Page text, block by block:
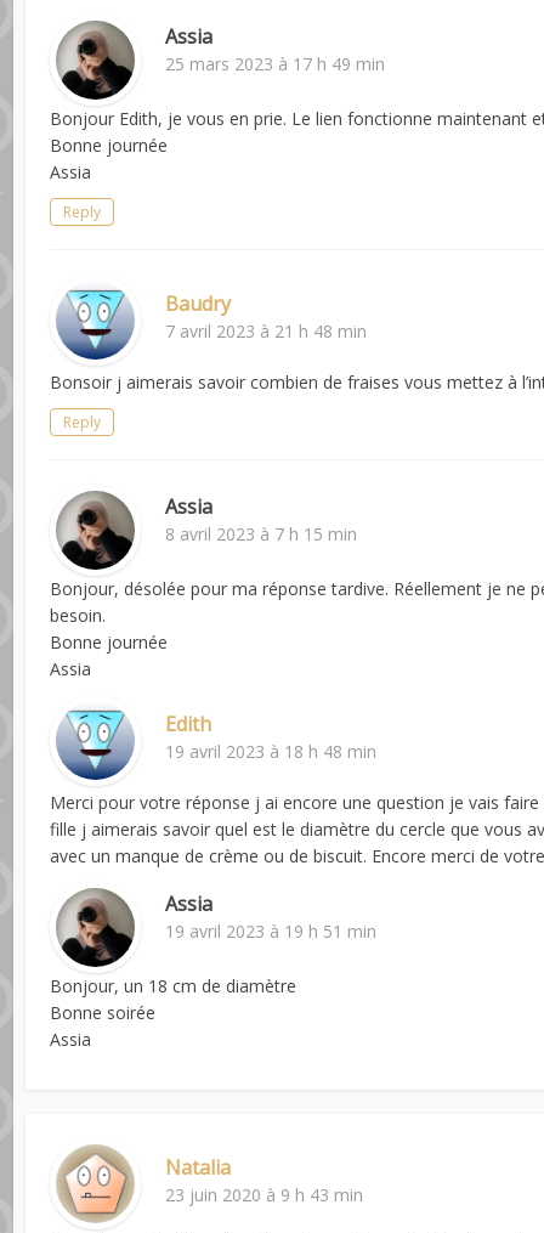
Assia
25 mars 2023 à 17 h 49 min
Bonjour Edith, je vous en prie. Le lien fonctionne maintenant
Bonne journée
Assia
Reply
Baudry
7 avril 2023 à 21 h 48 min
Bonsoir j aimerais savoir combien de fraises vous mettez à
Reply
Assia
8 avril 2023 à 7 h 15 min
Bonjour, désolée pour ma réponse tardive. Réellement je ne
besoin.
Bonne journée
Assia
Edith
19 avril 2023 à 18 h 48 min
Merci pour votre réponse j ai encore une question je vais
fille j aimerais savoir quel est le diamètre du cercle que vous
avec un manque de crème ou de biscuit. Encore merci de
Assia
19 avril 2023 à 19 h 51 min
Bonjour, un 18 cm de diamètre
Bonne soirée
Assia
Natalia
23 juin 2020 à 9 h 43 min